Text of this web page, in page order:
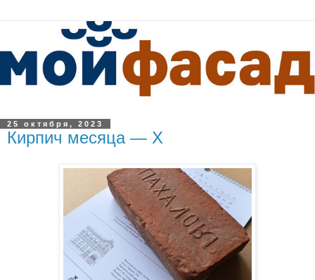
25 октября, 2023
Кирпич месяца — X